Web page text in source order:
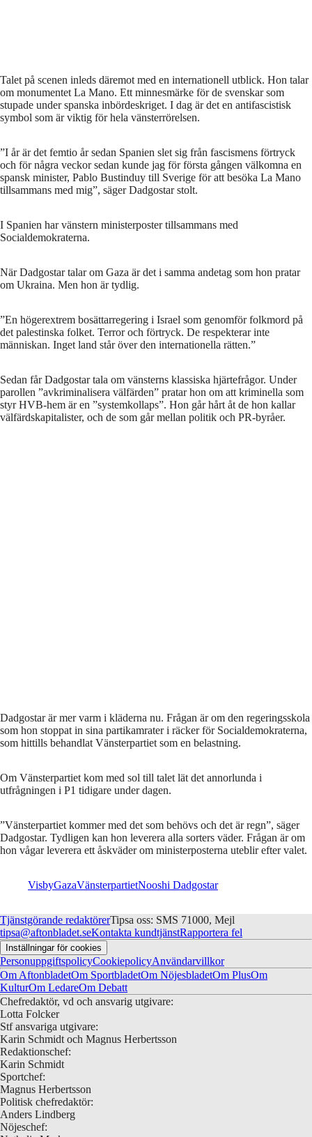
Talet på scenen inleds däremot med en internationell utblick. Hon talar
om monumentet La Mano. Ett minnesmärke för de svenskar som
stupade under spanska inbördeskriget. I dag är det en antifascistisk
symbol som är viktig för hela vänsterrörelsen.
”I år är det femtio år sedan Spanien slet sig från fascismens förtryck
och för några veckor sedan kunde jag för första gången välkomna en
spansk minister, Pablo Bustinduy till Sverige för att besöka La Mano
tillsammans med mig”, säger Dadgostar stolt.
I Spanien har vänstern ministerposter tillsammans med
Socialdemokraterna.
När Dadgostar talar om Gaza är det i samma andetag som hon pratar
om Ukraina. Men hon är tydlig.
”En högerextrem bosättarregering i Israel som genomför folkmord på
det palestinska folket. Terror och förtryck. De respekterar inte
människan. Inget land står över den internationella rätten.”
Sedan får Dadgostar tala om vänsterns klassiska hjärtefrågor. Under
parollen ”avkriminalisera välfärden” pratar hon om att kriminella som
styr HVB-hem är en ”systemkollaps”. Hon går hårt åt de hon kallar
välfärdskapitalister, och de som går mellan politik och PR-byråer.
Dadgostar är mer varm i kläderna nu. Frågan är om den regeringsskola
som hon stoppat in sina partikamrater i räcker för Socialdemokraterna,
som hittills behandlat Vänsterpartiet som en belastning.
Om Vänsterpartiet kom med sol till talet lät det annorlunda i
utfrågningen i P1 tidigare under dagen.
”Vänsterpartiet kommer med det som behövs och det är regn”, säger
Dadgostar. Tydligen kan hon leverera alla sorters väder. Frågan är om
hon vågar leverera ett åskväder om ministerposterna uteblir efter valet.
VisbyGazaVänsterpartietNooshi Dadgostar
Tjänstgörande redaktörerTipsa oss: SMS 71000, Mejl
tipsa@aftonbladet.seKontakta kundtjänstRapportera fel
Inställningar för cookies
PersonuppgiftspolicyCookiepolicyAnvändarvillkor
Om AftonbladetOm SportbladetOm NöjesbladetOm PlusOm
KulturOm LedareOm Debatt
Chefredaktör, vd och ansvarig utgivare:
Lotta Folcker
Stf ansvariga utgivare:
Karin Schmidt och Magnus Herbertsson
Redaktionschef:
Karin Schmidt
Sportchef:
Magnus Herbertsson
Politisk chefredaktör:
Anders Lindberg
Nöjeschef: